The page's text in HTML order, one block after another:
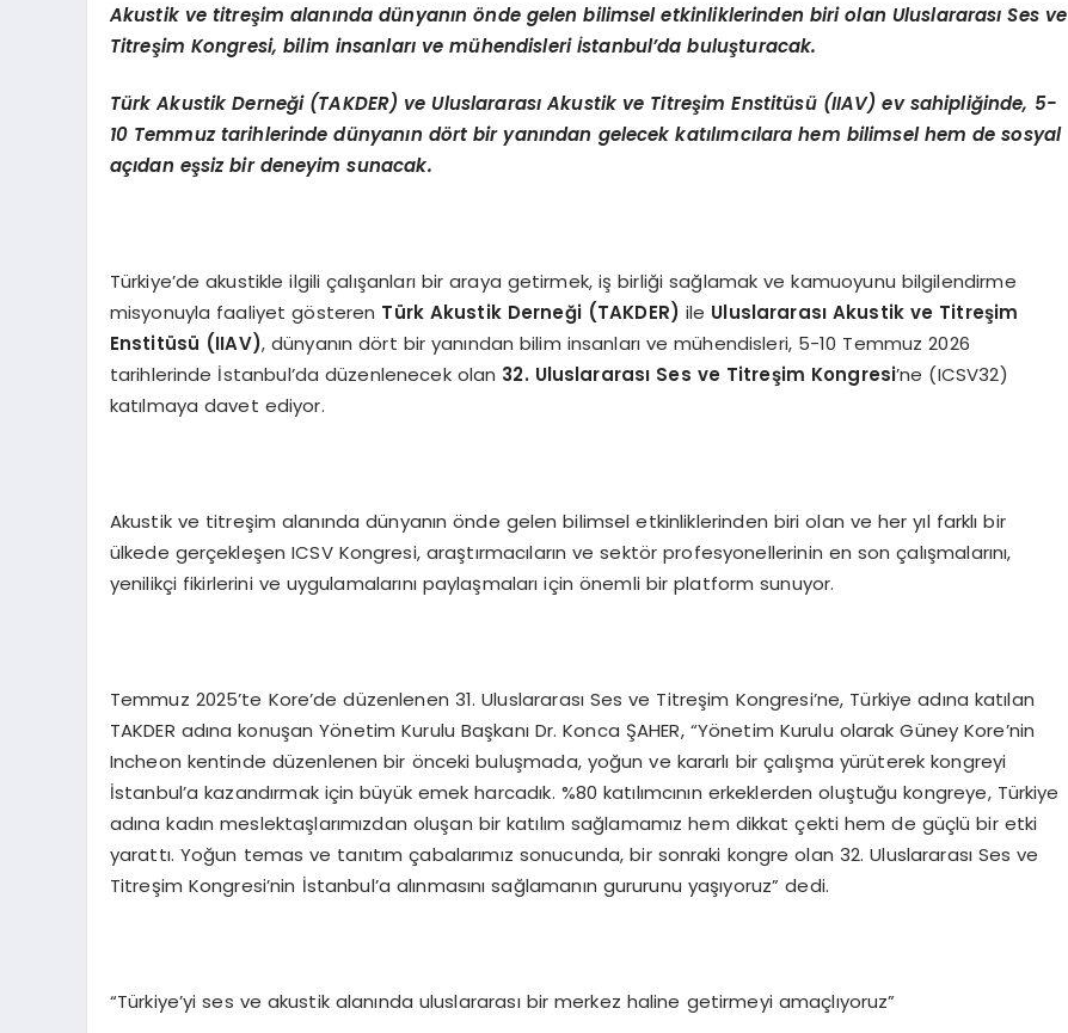
Akustik ve titreşim alanında dünyanınönde gelen bilimsel etkinliklerinden biri olan Uluslararası Ses ve
Titreşim Kongresi, bilim insanları ve mühendisleri İstanbul’da buluşturacak.
Türk Akustik Derneği (TAKDER) ve Uluslararası Akustik ve Titreşim Enstitüsü (IIAV) ev sahipliğinde, 5-
10 Temmuz tarihlerinde dünyanın dört bir yanından gelecek katılımcılara hem bilimsel hem de sosyal
açıdan eşsiz bir deneyim sunacak.
Türkiye’de akustikle ilgili çalışanları bir araya getirmek, iş birliği sağlamak ve kamuoyunu bilgilendirme
misyonuyla faaliyet gösteren Türk Akustik Derneği (TAKDER) ile Uluslararası Akustik ve Titreşim
Enstitüsü (IIAV), dünyanın dört bir yanından bilim insanları ve mühendisleri, 5-10 Temmuz 2026
tarihlerinde İstanbul’da düzenlenecek olan 32. Uluslararası Ses ve Titreşim Kongresi’ne (ICSV32)
katılmaya davet ediyor.
Akustik ve titreşim alanında dünyanın önde gelen bilimsel etkinliklerinden biri olan ve her yıl farklı bir
ülkede gerçekleşen ICSV Kongresi, araştırmacıların ve sektör profesyonellerinin en son çalışmalarını,
yenilikçi fikirlerini ve uygulamalarını paylaşmaları için önemli bir platform sunuyor.
Temmuz 2025’te Kore’de düzenlenen 31. Uluslararası Ses ve Titreşim Kongresi’ne, Türkiye adına katılan
TAKDER adına konuşan Yönetim Kurulu Başkanı Dr. Konca ŞAHER, “Yönetim Kurulu olarak Güney Kore’nin
Incheon kentinde düzenlenen bir önceki buluşmada, yoğun ve kararlı bir çalışma yürüterek kongreyi
İstanbul’a kazandırmak için büyük emek harcadık. %80 katılımcının erkeklerden oluştuğu kongreye, Türkiye
adına kadın meslektaşlarımızdan oluşan bir katılım sağlamamız hem dikkat çekti hem de güçlü bir etki
yarattı. Yoğun temas ve tanıtım çabalarımız sonucunda, bir sonraki kongre olan 32. Uluslararası Ses ve
Titreşim Kongresi’nin İstanbul’a alınmasını sağlamanın gururunu yaşıyoruz” dedi.
“Türkiye’yi ses ve akustik alanında uluslararası bir merkez haline getirmeyi amaçlıyoruz”